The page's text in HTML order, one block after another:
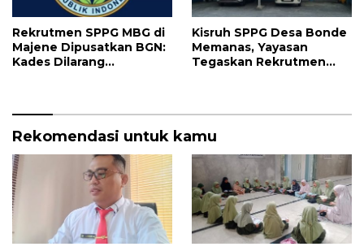
Rekrutmen SPPG MBG di
Majene Dipusatkan BGN:
Kades Dilarang
Kisruh SPPG Desa Bonde
Memanas, Yayasan
Tegaskan Rekrutmen
Rekomendasi untuk kamu